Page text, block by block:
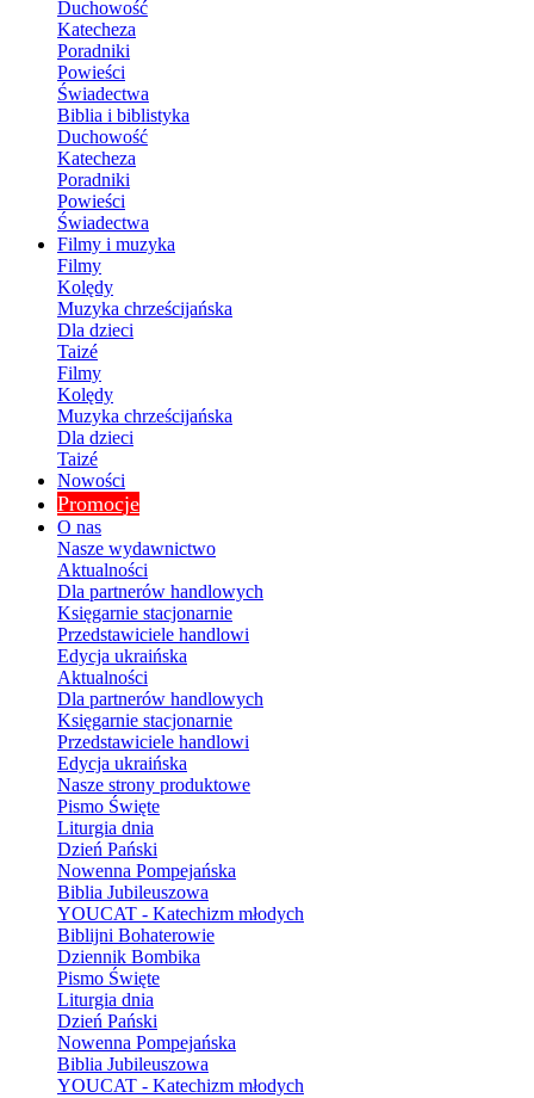
Duchowość
Katecheza
Poradniki
Powieści
Świadectwa
Biblia i biblistyka
Duchowość
Katecheza
Poradniki
Powieści
Świadectwa
Filmy i muzyka
Filmy
Kolędy
Muzyka chrześcijańska
Dla dzieci
Taizé
Filmy
Kolędy
Muzyka chrześcijańska
Dla dzieci
Taizé
Nowości
Promocje
O nas
Nasze wydawnictwo
Aktualności
Dla partnerów handlowych
Księgarnie stacjonarnie
Przedstawiciele handlowi
Edycja ukraińska
Aktualności
Dla partnerów handlowych
Księgarnie stacjonarnie
Przedstawiciele handlowi
Edycja ukraińska
Nasze strony produktowe
Pismo Święte
Liturgia dnia
Dzień Pański
Nowenna Pompejańska
Biblia Jubileuszowa
YOUCAT - Katechizm młodych
Biblijni Bohaterowie
Dziennik Bombika
Pismo Święte
Liturgia dnia
Dzień Pański
Nowenna Pompejańska
Biblia Jubileuszowa
YOUCAT - Katechizm młodych